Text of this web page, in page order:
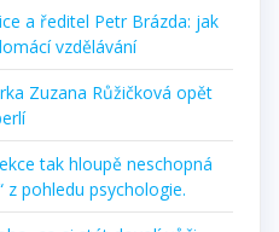
a ředitel Petr Brázda: jak
vzdělávání
Zuzana Růžičková opět
tak hloupě neschopná
z pohledu psychologie.